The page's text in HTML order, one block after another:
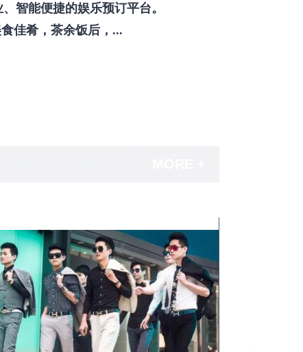
智能便捷的娱乐预订平台。
佳肴，茶余饭后，...